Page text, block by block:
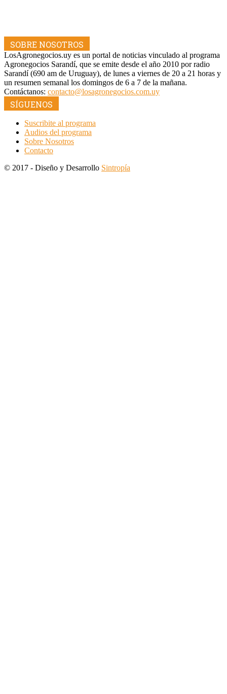
SOBRE NOSOTROS
LosAgronegocios.uy es un portal de noticias vinculado al programa
Agronegocios Sarandí, que se emite desde el año 2010 por radio
Sarandí (690 am de Uruguay), de lunes a viernes de 20 a 21 horas y
un resumen semanal los domingos de 6 a 7 de la mañana.
Contáctanos: contacto@losagronegocios.com.uy
SÍGUENOS
Suscribite al programa
Audios del programa
Sobre Nosotros
Contacto
© 2017 - Diseño y Desarrollo Sintropía